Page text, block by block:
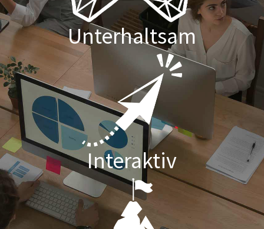
Unterhaltsam
Interaktiv